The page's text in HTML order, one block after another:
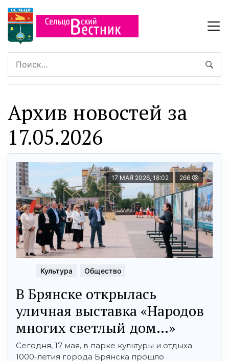
Архив новостей за
17.05.2026
17 МАЯ 2026, 18:02 266
Культура Общество
В Брянске открылась
уличная выставка «Народов
многих светлый дом…»
Сегодня, 17 мая, в парке культуры и отдыха
1000-летия города Брянска прошло